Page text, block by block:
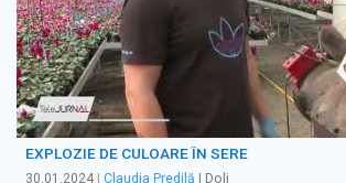
EXPLOZIE DE CULOARE ÎN SERE
30.01.2024 | Claudia Predilă | Dolj